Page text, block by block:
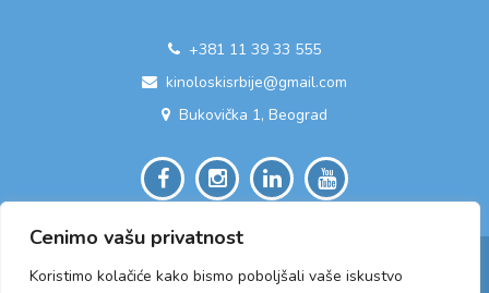
Cenimo vašu privatnost
Koristimo kolačiće kako bismo poboljšali vaše iskustvo
+381 11 39 33 555
kinoloskisrbije@gmail.com
Bukovička 1, Beograd